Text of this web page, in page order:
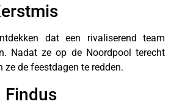
dat een rivaliserend team
Nadat ze op de Noordpool terecht
ze de feestdagen te redden.
Findus